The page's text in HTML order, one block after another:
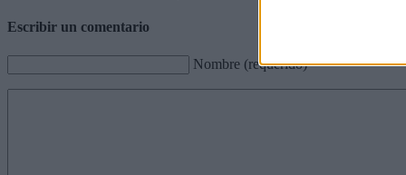
Escribir un comentario
Nombre (requerido)